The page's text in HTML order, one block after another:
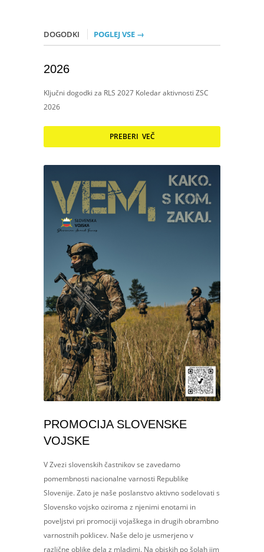
DOGODKI POGLEJ VSE →
2026
Ključni dogodki za RLS 2027 Koledar aktivnosti ZSC
2026
PREBERI VEČ
PROMOCIJA SLOVENSKE
VOJSKE
V Zvezi slovenskih častnikov se zavedamo
pomembnosti nacionalne varnosti Republike
Slovenije. Zato je naše poslanstvo aktivno sodelovati s
Slovensko vojsko oziroma z njenimi enotami in
poveljstvi pri promociji vojaškega in drugih obrambno
varnostnih poklicev. Naše delo je usmerjeno v
različne oblike dela z mladimi. Na obiskih po šolah jim